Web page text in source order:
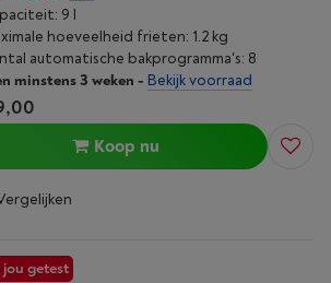
9 l
hoeveelheid frieten: 1.2 kg
automatische bakprogramma's: 8
minstens 3 weken - Bekijk voorraad
Koop nu
getest